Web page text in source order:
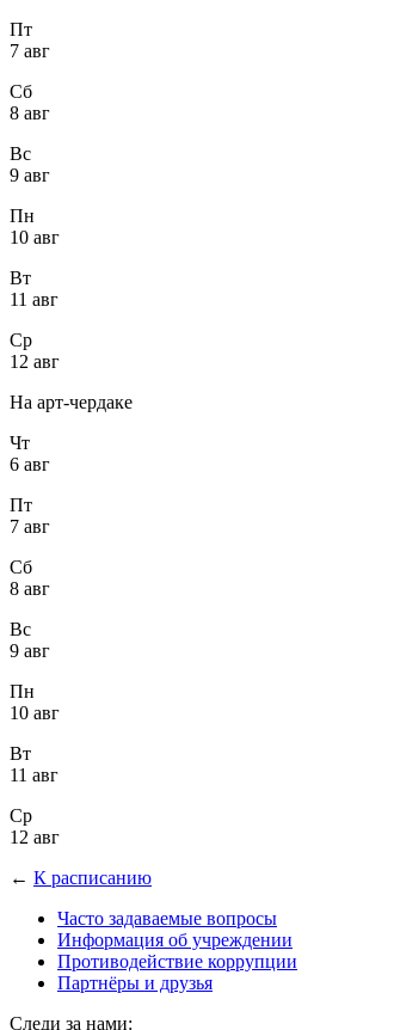
Пт
7 авг
Сб
8 авг
Вс
9 авг
Пн
10 авг
Вт
11 авг
Ср
12 авг
На арт-чердаке
Чт
6 авг
Пт
7 авг
Сб
8 авг
Вс
9 авг
Пн
10 авг
Вт
11 авг
Ср
12 авг
← К расписанию
Часто задаваемые вопросы
Информация об учреждении
Противодействие коррупции
Партнёры и друзья
Следи за нами: